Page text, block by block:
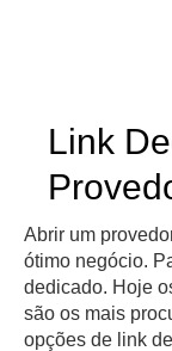
Link
Abrir um
ótimo negócio.
dedicado. Hoje
são os mais
opções de link